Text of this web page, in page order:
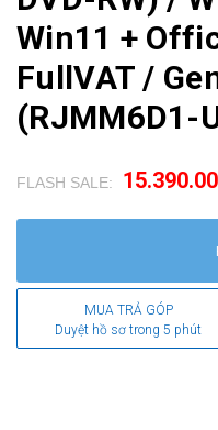
Win11 +
FullVAT /
(RJMM6D1-
FLASH SALE:
MUA TRẢ GÓP
Duyệt hồ sơ trong 5 phút